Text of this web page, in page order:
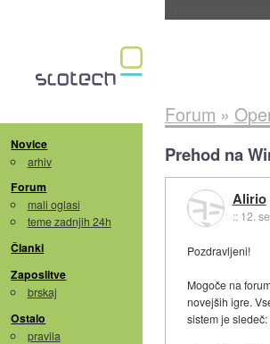
Novice
arhiv
Forum
mali oglasi
teme zadnjih 24h
Članki
Zaposlitve
brskaj
Ostalo
pravila
Forum »
Prehod na
Alirio
:: 12.
Pozdravljeni!
Mogoče na
novejših igre.
sistem je sledeč: